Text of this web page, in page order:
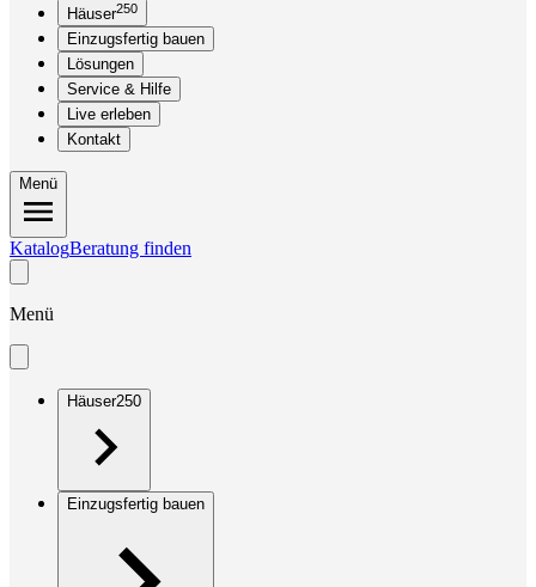
Häuser250
Einzugsfertig bauen
Lösungen
Service & Hilfe
Live erleben
Kontakt
Menü
KatalogBeratung finden
Menü
Häuser250
Einzugsfertig bauen